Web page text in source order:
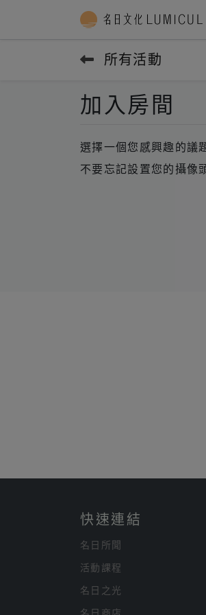
所有活動
加入房間
選擇一個您感興趣的議
不要忘記設置您的攝像
快速連結
名日所聞
活動課程
名日之光